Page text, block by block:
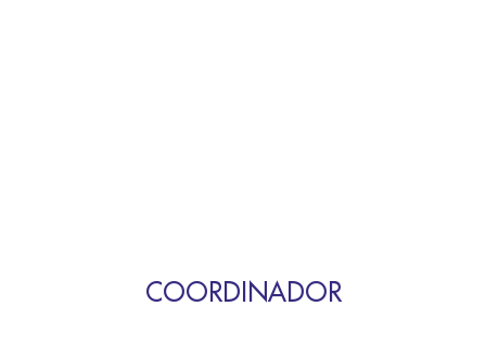
COORDINADOR